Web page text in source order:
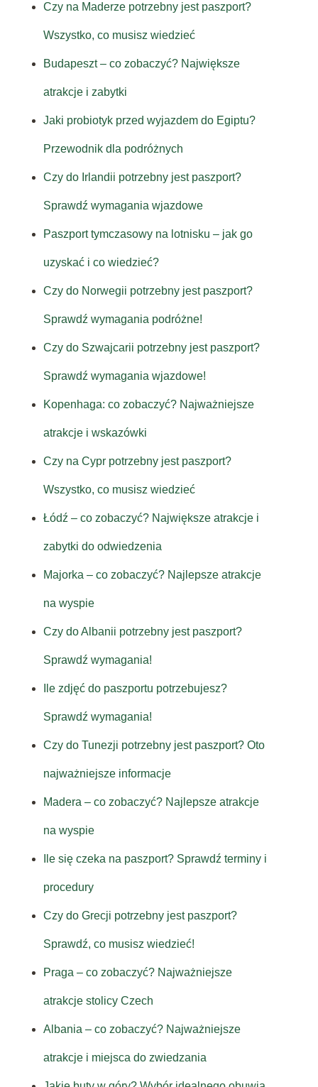
Czy na Maderze potrzebny jest paszport?
Wszystko, co musisz wiedzieć
Budapeszt – co zobaczyć? Największe
atrakcje i zabytki
Jaki probiotyk przed wyjazdem do Egiptu?
Przewodnik dla podróżnych
Czy do Irlandii potrzebny jest paszport?
Sprawdź wymagania wjazdowe
Paszport tymczasowy na lotnisku – jak go
uzyskać i co wiedzieć?
Czy do Norwegii potrzebny jest paszport?
Sprawdź wymagania podróżne!
Czy do Szwajcarii potrzebny jest paszport?
Sprawdź wymagania wjazdowe!
Kopenhaga: co zobaczyć? Najważniejsze
atrakcje i wskazówki
Czy na Cypr potrzebny jest paszport?
Wszystko, co musisz wiedzieć
Łódź – co zobaczyć? Największe atrakcje i
zabytki do odwiedzenia
Majorka – co zobaczyć? Najlepsze atrakcje
na wyspie
Czy do Albanii potrzebny jest paszport?
Sprawdź wymagania!
Ile zdjęć do paszportu potrzebujesz?
Sprawdź wymagania!
Czy do Tunezji potrzebny jest paszport? Oto
najważniejsze informacje
Madera – co zobaczyć? Najlepsze atrakcje
na wyspie
Ile się czeka na paszport? Sprawdź terminy i
procedury
Czy do Grecji potrzebny jest paszport?
Sprawdź, co musisz wiedzieć!
Praga – co zobaczyć? Najważniejsze
atrakcje stolicy Czech
Albania – co zobaczyć? Najważniejsze
atrakcje i miejsca do zwiedzania